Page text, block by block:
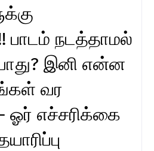
பாடம் நடத்தாமல்
இனி என்ன
வர
ஓர் எச்சரிக்கை